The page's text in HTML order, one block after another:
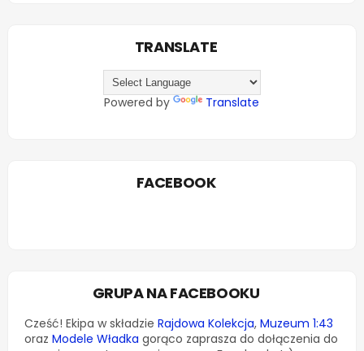
TRANSLATE
Powered by Translate
FACEBOOK
GRUPA NA FACEBOOKU
Cześć! Ekipa w składzie Rajdowa Kolekcja, Muzeum 1:43
oraz Modele Władka gorąco zaprasza do dołączenia do